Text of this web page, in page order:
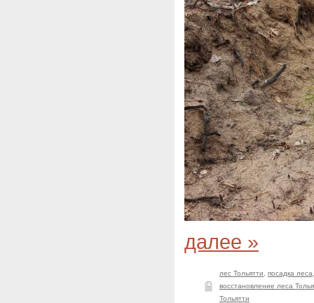
далее »
лес Тольятти посадка леса
восстановление леса
Тольятти